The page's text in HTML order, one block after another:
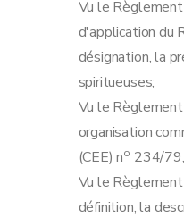
Art.
Art.
Art.
Art. 23
Section 2
Art. 24
Art. 25
Art. 26
Vu le
d'application du
désignation, la
spiritueuses;
Vu le
organisation
(CEE) no 234/
Vu le
définition, la